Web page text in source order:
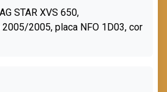
STAR XVS 650,
2005, placa NFO 1D03, cor